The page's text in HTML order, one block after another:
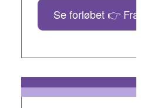
Se forløbet 👉